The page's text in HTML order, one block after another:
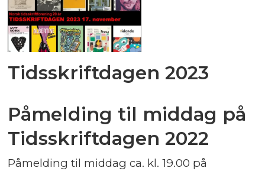
Tidsskriftdagen 2023
Påmelding til middag på
Tidsskriftdagen 2022
Påmelding til middag ca. kl. 19.00 på